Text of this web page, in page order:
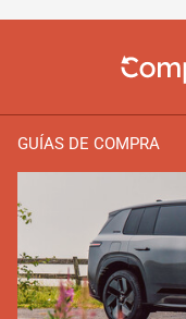
GUÍAS DE COMPRA